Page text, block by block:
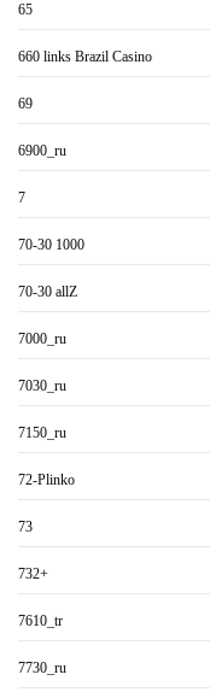
65
660 links Brazil Casino
69
6900_ru
7
70-30 1000
70-30 allZ
7000_ru
7030_ru
7150_ru
72-Plinko
73
732+
7610_tr
7730_ru